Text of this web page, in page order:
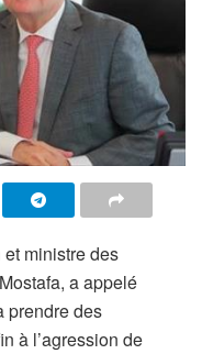
ministre des
a appelé
prendre des
à l’agression de